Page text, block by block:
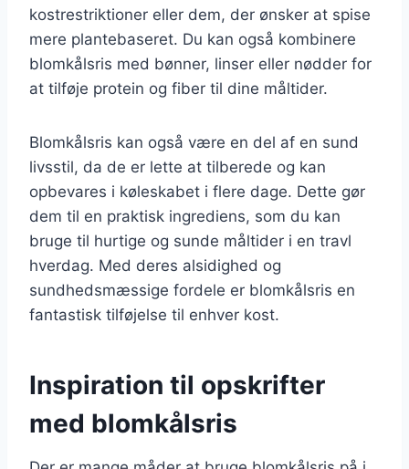
kostrestriktioner eller dem, der ønsker at spise
mere plantebaseret. Du kan også kombinere
blomkålsris med bønner, linser eller nødder for
at tilføje protein og fiber til dine måltider.
Blomkålsris kan også være en del af en sund
livsstil, da de er lette at tilberede og kan
opbevares i køleskabet i flere dage. Dette gør
dem til en praktisk ingrediens, som du kan
bruge til hurtige og sunde måltider i en travl
hverdag. Med deres alsidighed og
sundhedsmæssige fordele er blomkålsris en
fantastisk tilføjelse til enhver kost.
Inspiration til opskrifter
med blomkålsris